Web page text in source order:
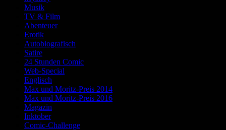
Musik
TV & Film
Abenteuer
Erotik
Autobiografisch
Satire
24 Stunden Comic
Web-Special
Englisch
Max und Moritz-Preis 2014
Max und Moritz-Preis 2016
Magazin
Inktober
Comic-Challenge